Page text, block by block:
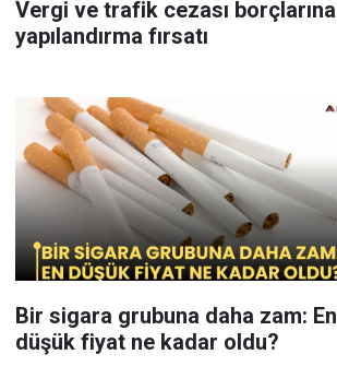
Vergi ve trafik cezası borçlarına
yapılandırma fırsatı
Bir sigara grubuna daha zam: En
düşük fiyat ne kadar oldu?